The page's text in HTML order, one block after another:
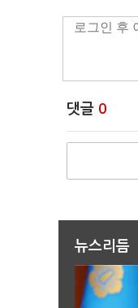
댓글 0
뉴스리듬